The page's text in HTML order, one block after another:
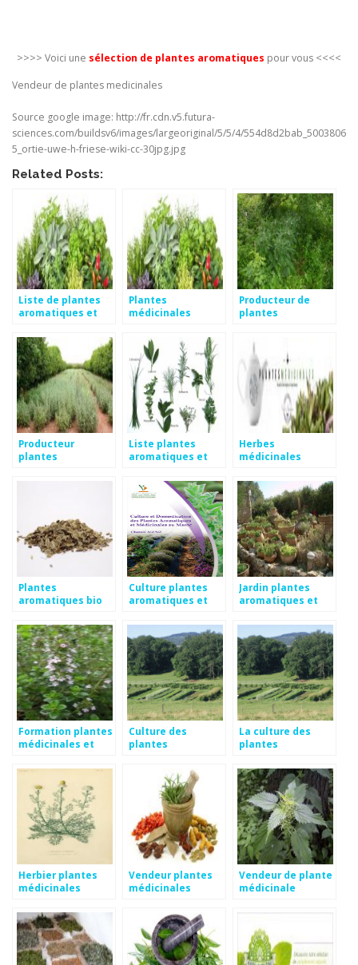
>>>> Voici une sélection de plantes aromatiques pour vous <<<<
Vendeur de plantes medicinales
Source google image: http://fr.cdn.v5.futura-
sciences.com/buildsv6/images/largeoriginal/5/5/4/554d8d2bab_5003806
5_ortie-uwe-h-friese-wiki-cc-30jpg.jpg
Related Posts:
Liste de plantes
aromatiques et
Plantes
médicinales
Producteur de
plantes
Producteur
plantes
Liste plantes
aromatiques et
Herbes
médicinales
Plantes
aromatiques bio
Culture plantes
aromatiques et
Jardin plantes
aromatiques et
Formation plantes
médicinales et
Culture des
plantes
médicinales
La culture des
plantes
médicinales en bio
Herbier plantes
médicinales
Vendeur plantes
médicinales
Vendeur de plante
médicinale